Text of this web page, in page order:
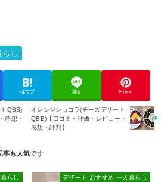
らし
はてブ 送る Pin it
QBB)
感想・
オレンジショコラ(チーズデザート
QBB)【口コミ・評価・レビュー・
感想・評判】
らし デザート おすすめ 一人暮らし